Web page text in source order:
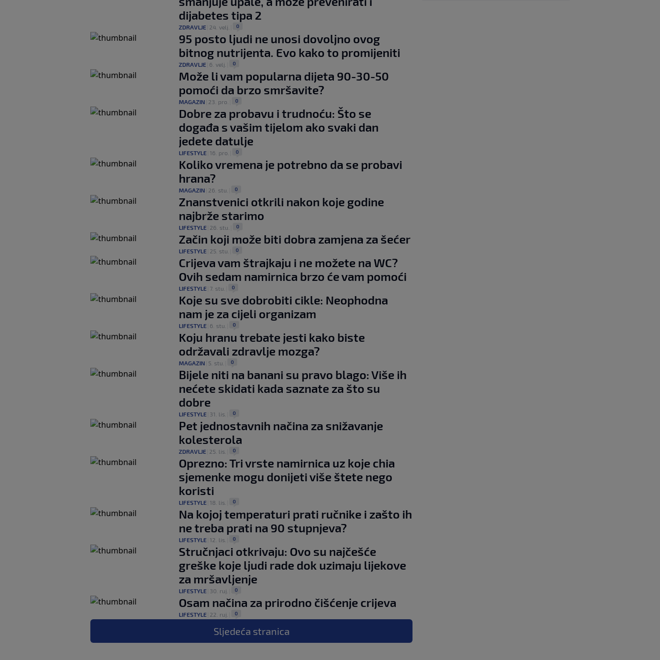
dijabetes tipa 2
ZDRAVLJE 24. velj. 0
95 posto ljudi ne unosi dovoljno ovog
bitnog nutrijenta. Evo kako to promijeniti
ZDRAVLJE 6. velj. 0
Može li vam popularna dijeta 90-30-50
pomoći da brzo smršavite?
MAGAZIN 23. pro. 0
Dobre za probavu i trudnoću: Što se
događa s vašim tijelom ako svaki dan
jedete datulje
LIFESTYLE 16. pro. 0
Koliko vremena je potrebno da se probavi
hrana?
MAGAZIN 26. stu. 0
Znanstvenici otkrili nakon koje godine
najbrže starimo
LIFESTYLE 26. stu. 0
Začin koji može biti dobra zamjena za šećer
LIFESTYLE 25. stu. 0
Crijeva vam štrajkaju i ne možete na WC?
Ovih sedam namirnica brzo će vam pomoći
LIFESTYLE 7. stu. 0
Koje su sve dobrobiti cikle: Neophodna
nam je za cijeli organizam
LIFESTYLE 6. stu. 0
Koju hranu trebate jesti kako biste
održavali zdravlje mozga?
MAGAZIN 5. stu. 0
Bijele niti na banani su pravo blago: Više ih
nećete skidati kada saznate za što su
dobre
LIFESTYLE 31. lis. 0
Pet jednostavnih načina za snižavanje
kolesterola
ZDRAVLJE 25. lis. 0
Oprezno: Tri vrste namirnica uz koje chia
sjemenke mogu donijeti više štete nego
koristi
LIFESTYLE 18. lis. 0
Na kojoj temperaturi prati ručnike i zašto ih
ne treba prati na 90 stupnjeva?
LIFESTYLE 12. lis. 0
Stručnjaci otkrivaju: Ovo su najčešće
greške koje ljudi rade dok uzimaju lijekove
za mršavljenje
LIFESTYLE 30. ruj. 0
Osam načina za prirodno čišćenje crijeva
LIFESTYLE 22. ruj. 0
Sljedeća stranica